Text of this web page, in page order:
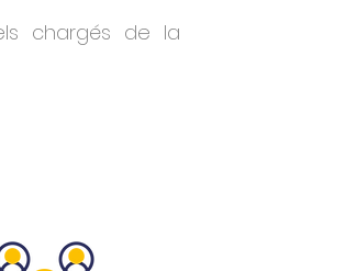
chargés de la